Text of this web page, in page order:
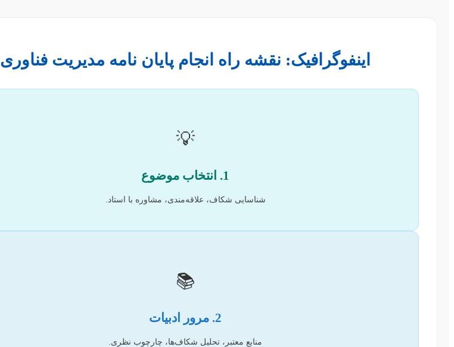
اینفوگرافیک: نقشه راه انجام پایان نامه مدیریت فناوری
💡
1. انتخاب موضوع
شناسایی شکاف، علاقه‌مندی، مشاوره با استاد.
📚
2. مرور ادبیات
منابع معتبر، تحلیل شکاف‌ها، چارچوب نظری.